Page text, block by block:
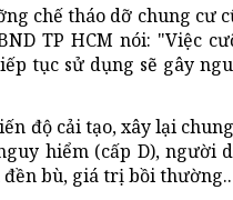
chế tháo dỡ chung cư
TP HCM nói: "Việc
tục sử dụng sẽ gây
độ cải tạo, xây lại
hiểm (cấp D),
bù, giá trị bồi